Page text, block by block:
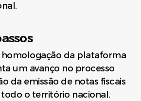
homologação da plataforma
um avanço no processo
da emissão de notas fiscais
todo o território nacional.